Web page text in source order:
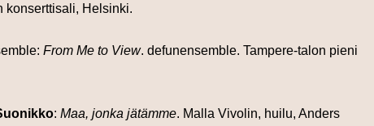
konserttisali, Helsinki.
From Me to View. defunensemble. Tampere-talon pieni
: Maa, jonka jätämme. Malla Vivolin, huilu, Anders